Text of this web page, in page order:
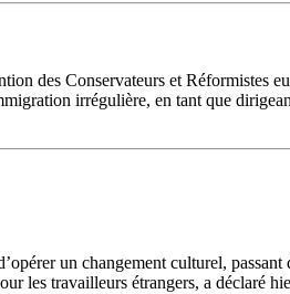
des Conservateurs et Réformistes
irrégulière, en tant que
un changement culturel,
les travailleurs étrangers, a déclaré